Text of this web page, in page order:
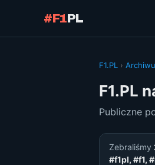
#F1PL
F1.PL ›
F1.PL
Publiczne
Zebraliśmy
#f1pl, #f1,